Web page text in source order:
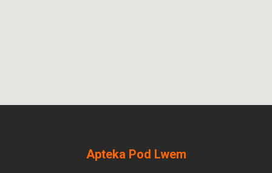
Apteka Pod Lwem